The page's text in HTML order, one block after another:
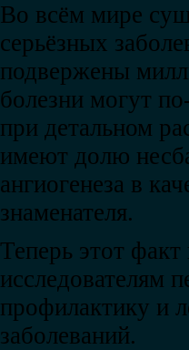
Во всём мире
серьёзных
подвержены
болезни могут
при детальном
имеют долю
ангиогенеза в
знаменателя.
Теперь этот факт
исследователям
профилактику и
заболеваний.